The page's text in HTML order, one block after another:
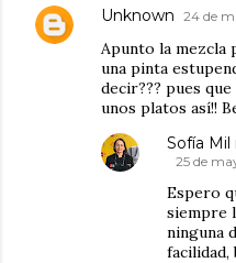
Unknown 24 de
Apunto la mezcla
una pinta
decir??? pues
unos platos así!!
Sofía
25 de
Espero
siempre
ninguna
facilidad,